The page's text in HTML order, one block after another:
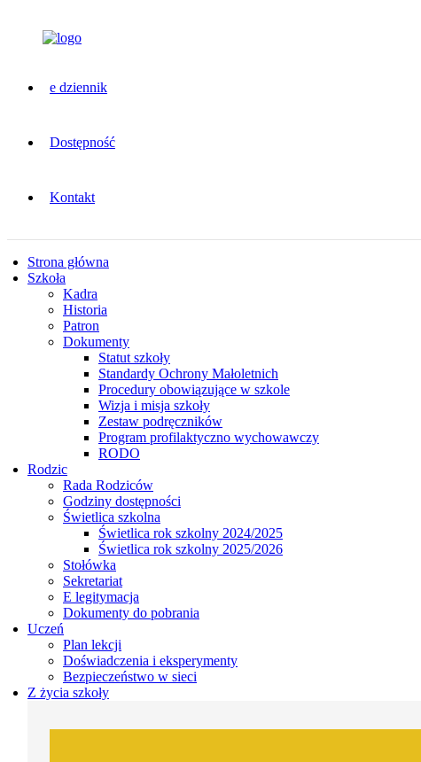
e dziennik
Dostępność
Kontakt
Strona główna
Szkoła
Kadra
Historia
Patron
Dokumenty
Statut szkoły
Standardy Ochrony Małoletnich
Procedury obowiązujące w szkole
Wizja i misja szkoły
Zestaw podręczników
Program profilaktyczno wychowawczy
RODO
Rodzic
Rada Rodziców
Godziny dostępności
Świetlica szkolna
Świetlica rok szkolny 2024/2025
Świetlica rok szkolny 2025/2026
Stołówka
Sekretariat
E legitymacja
Dokumenty do pobrania
Uczeń
Plan lekcji
Doświadczenia i eksperymenty
Bezpieczeństwo w sieci
Z życia szkoły